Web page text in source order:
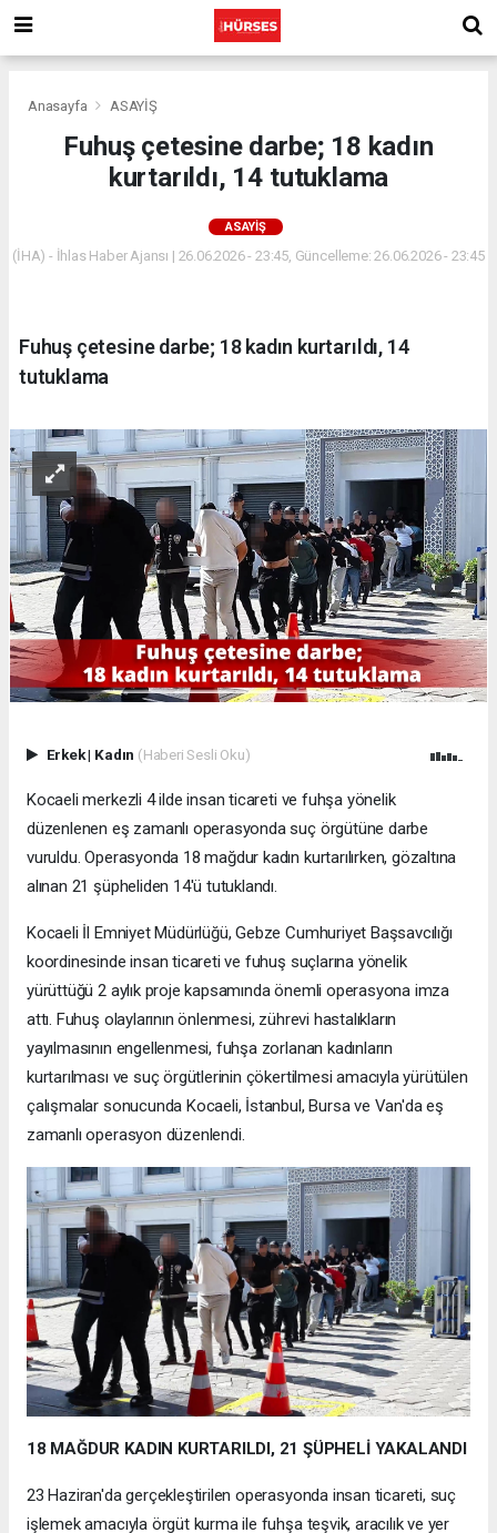
Anasayfa ASAYİŞ
Fuhuş çetesine darbe; 18 kadın
kurtarıldı, 14 tutuklama
ASAYİŞ
(İHA) - İhlas Haber Ajansı | 26.06.2026 - 23:45, Güncelleme: 26.06.2026 - 23:45
Fuhuş çetesine darbe; 18 kadın kurtarıldı, 14
tutuklama
Erkek| Kadın (Haberi Sesli Oku)
Kocaeli merkezli 4 ilde insan ticareti ve fuhşa yönelik
düzenlenen eş zamanlı operasyonda suç örgütüne darbe
vuruldu. Operasyonda 18 mağdur kadın kurtarılırken, gözaltına
alınan 21 şüpheliden 14'ü tutuklandı.
Kocaeli İl Emniyet Müdürlüğü, Gebze Cumhuriyet Başsavcılığı
koordinesinde insan ticareti ve fuhuş suçlarına yönelik
yürüttüğü 2 aylık proje kapsamında önemli operasyona imza
attı. Fuhuş olaylarının önlenmesi, zührevi hastalıkların
yayılmasının engellenmesi, fuhşa zorlanan kadınların
kurtarılması ve suç örgütlerinin çökertilmesi amacıyla yürütülen
çalışmalar sonucunda Kocaeli, İstanbul, Bursa ve Van'da eş
zamanlı operasyon düzenlendi.
18 MAĞDUR KADIN KURTARILDI, 21 ŞÜPHELİ YAKALANDI
23 Haziran'da gerçekleştirilen operasyonda insan ticareti, suç
işlemek amacıyla örgüt kurma ile fuhşa teşvik, aracılık ve yer